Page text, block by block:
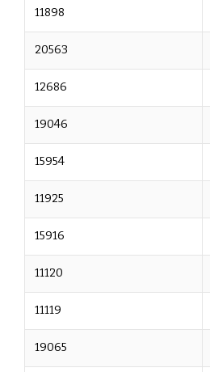
11898
20563
12686
19046
15954
11925
15916
11120
11119
19065